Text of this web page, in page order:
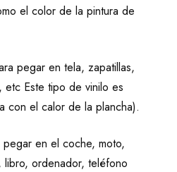
el color de la pintura de
pegar en tela, zapatillas,
Este tipo de vinilo es
con el calor de la plancha).
pegar en el coche, moto,
libro, ordenador, teléfono